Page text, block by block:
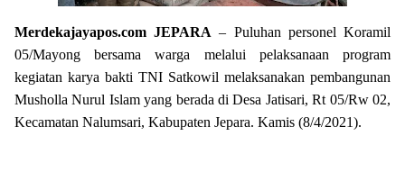
Merdekajayapos.com JEPARA – Puluhan personel Koramil
05/Mayong bersama warga melalui pelaksanaan program
kegiatan karya bakti TNI Satkowil melaksanakan pembangunan
Musholla Nurul Islam yang berada di Desa Jatisari, Rt 05/Rw 02,
Kecamatan Nalumsari, Kabupaten Jepara. Kamis (8/4/2021).